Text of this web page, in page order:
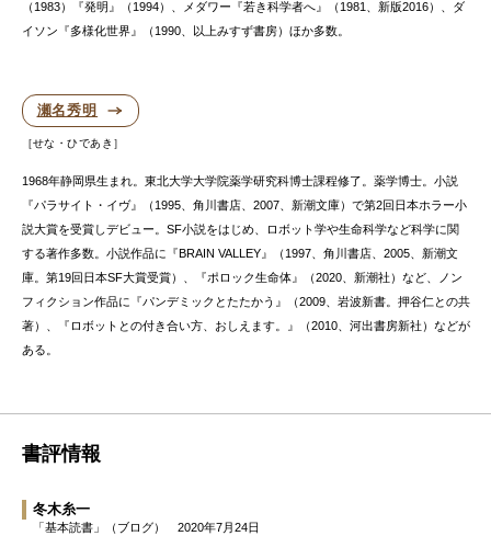
（1983）『発明』（1994）、メダワー『若き科学者へ』（1981、新版2016）、ダ
イソン『多様化世界』（1990、以上みすず書房）ほか多数。
瀬名秀明
せな・ひであき
1968年静岡県生まれ。東北大学大学院薬学研究科博士課程修了。薬学博士。小説
『パラサイト・イヴ』（1995、角川書店、2007、新潮文庫）で第2回日本ホラー小
説大賞を受賞しデビュー。SF小説をはじめ、ロボット学や生命科学など科学に関
する著作多数。小説作品に『BRAIN VALLEY』（1997、角川書店、2005、新潮文
庫。第19回日本SF大賞受賞）、『ポロック生命体』（2020、新潮社）など、ノン
フィクション作品に『パンデミックとたたかう』（2009、岩波新書。押谷仁との共
著）、『ロボットとの付き合い方、おしえます。』（2010、河出書房新社）などが
ある。
書評情報
冬木糸一
「基本読書」（ブログ） 2020年7月24日